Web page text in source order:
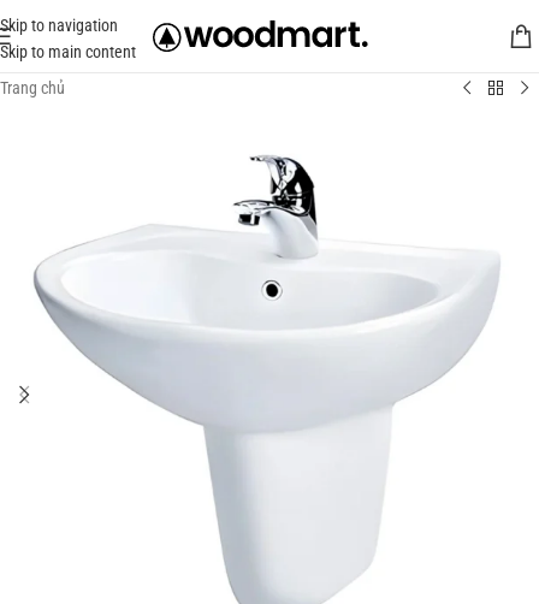
Skip to navigation
Skip to main content
Trang chủ